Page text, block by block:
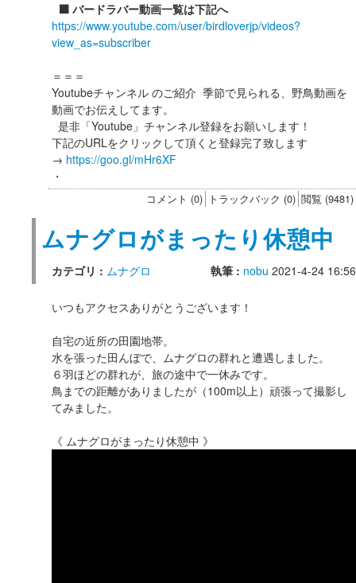
⬛️ バードラバー動画一覧は下記へ
https://www.youtube.com/user/birdloverjp/videos?
view_as=subscriber
＝＝＝
Youtubeチャンネル のご紹介 季節で見られる、野鳥動画を
動画でお伝えしてます。
是非「Youtube」チャンネル登録をお願いします！
下記のURLをクリックして頂くと登録完了致します
→ https://goo.gl/mHr6XF
・
コメント (0) トラックバック (0) 閲覧 (9481)
ムナグロがまったり休憩中
カテゴリ : ムナグロ 執筆 : nobu 2021-4-24 16:56
いつもアクセスありがとうございます！
自宅の近所の田園地帯。
水を張った田んぼで、ムナグロの群れと遭遇しました。
６羽ほどの群れが、旅の途中で一休みです。
鳥までの距離がありましたが（100m以上）頑張って撮影し
てみました。
《 ムナグロがまったり休憩中 》